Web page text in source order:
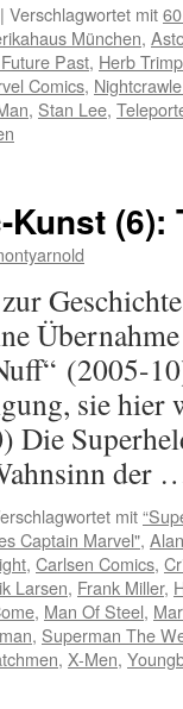
| Verschlagwortet mit
München,
Past, Herb
Comics,
, Stan Lee,
(6):
(2005-
sie hier
Die
der
mit
Captain Marvel",
, Carlsen Comics,
Larsen, Frank Miller,
, Man Of Steel,
, Superman The
, X-Men,